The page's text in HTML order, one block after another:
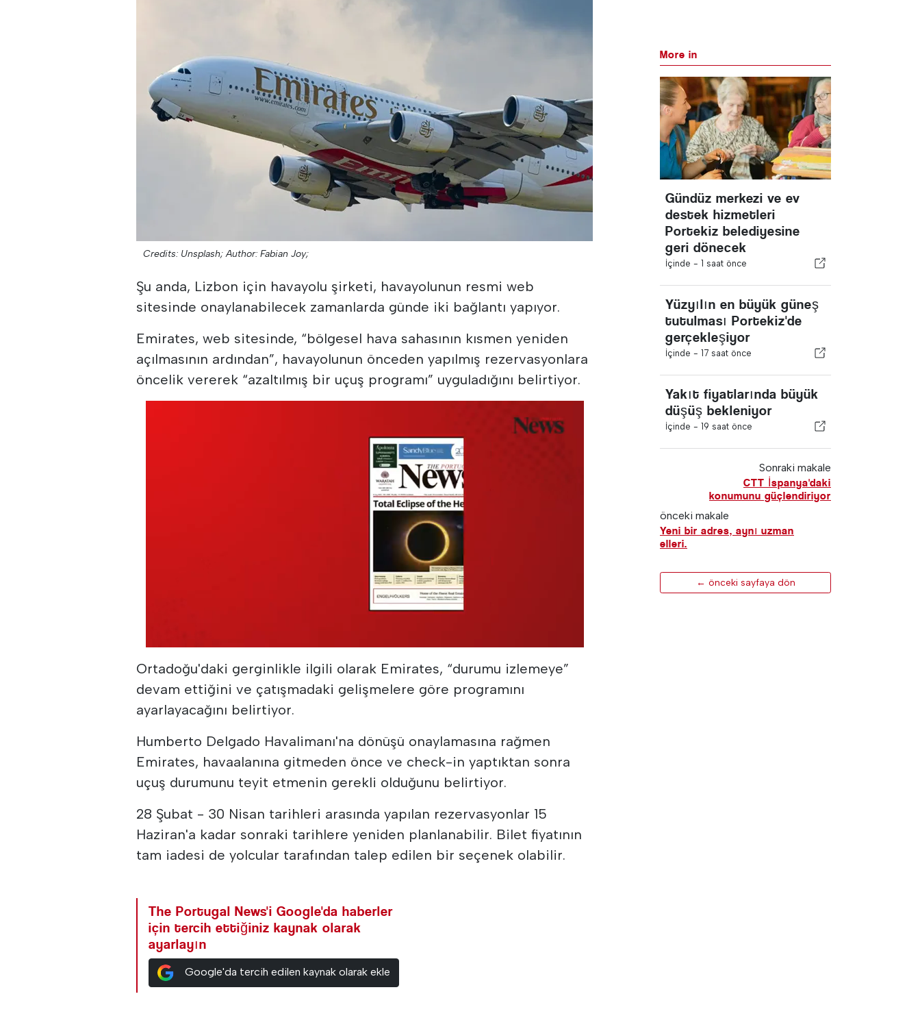
Credits: Unsplash; Author: Fabian Joy;
Şu anda, Lizbon için havayolu şirketi, havayolunun resmi web
sitesinde onaylanabilecek zamanlarda günde iki bağlantı yapıyor.
Emirates, web sitesinde, “bölgesel hava sahasının kısmen yeniden
açılmasının ardından”, havayolunun önceden yapılmış rezervasyonlara
öncelik vererek “azaltılmış bir uçuş programı” uyguladığını belirtiyor.
Ortadoğu'daki gerginlikle ilgili olarak Emirates, “durumu izlemeye”
devam ettiğini ve çatışmadaki gelişmelere göre programını
ayarlayacağını belirtiyor.
Humberto Delgado Havalimanı'na dönüşü onaylamasına rağmen
Emirates, havaalanına gitmeden önce ve check-in yaptıktan sonra
uçuş durumunu teyit etmenin gerekli olduğunu belirtiyor.
28 Şubat - 30 Nisan tarihleri arasında yapılan rezervasyonlar 15
Haziran'a kadar sonraki tarihlere yeniden planlanabilir. Bilet fiyatının
tam iadesi de yolcular tarafından talep edilen bir seçenek olabilir.
The Portugal News'i Google'da haberler
için tercih ettiğiniz kaynak olarak
ayarlayın
Google'da tercih edilen kaynak olarak ekle
More in
Gündüz merkezi ve ev
destek hizmetleri
Portekiz belediyesine
geri dönecek
İçinde - 1 saat önce
Yüzyılın en büyük güneş
tutulması Portekiz'de
gerçekleşiyor
İçinde - 17 saat önce
Yakıt fiyatlarında büyük
düşüş bekleniyor
İçinde - 19 saat önce
Sonraki makale
CTT İspanya'daki
konumunu güçlendiriyor
önceki makale
Yeni bir adres, aynı uzman
elleri.
← önceki sayfaya dön